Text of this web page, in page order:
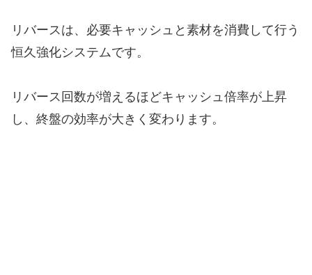
リバースは、必要キャッシュと素材を消費して行う
恒久強化システムです。
リバース回数が増えるほどキャッシュ倍率が上昇
し、終盤の効率が大きく変わります。